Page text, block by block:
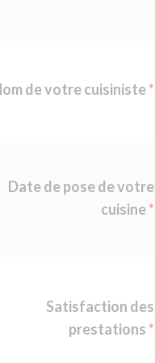
de votre cuisiniste
Date de pose de votre
cuisine
Satisfaction des
prestations